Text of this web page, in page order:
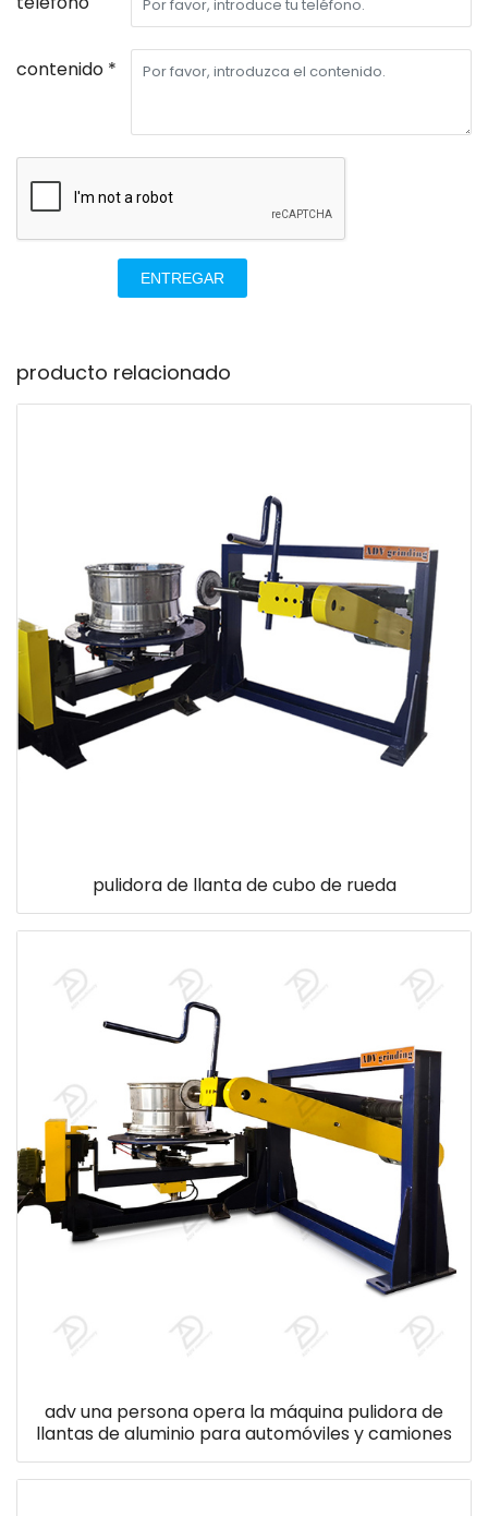
contenido *
ENTREGAR
producto relacionado
pulidora de llanta de cubo de rueda
adv una persona opera la máquina pulidora de
llantas de aluminio para automóviles y camiones